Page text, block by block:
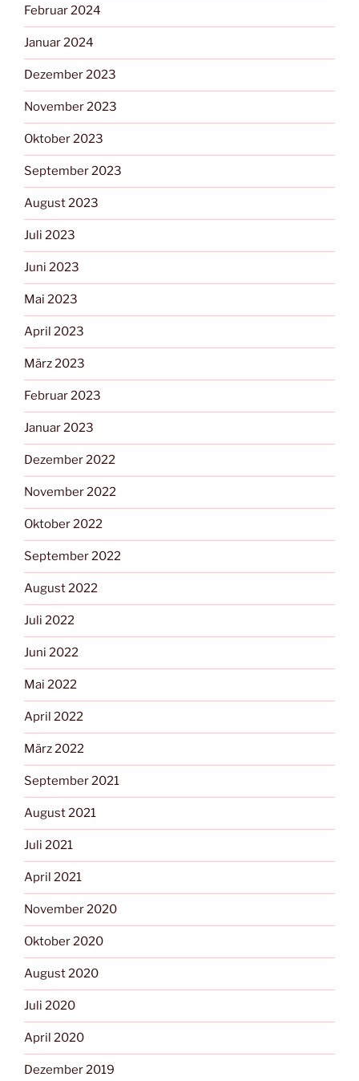
Februar 2024
Januar 2024
Dezember 2023
November 2023
Oktober 2023
September 2023
August 2023
Juli 2023
Juni 2023
Mai 2023
April 2023
März 2023
Februar 2023
Januar 2023
Dezember 2022
November 2022
Oktober 2022
September 2022
August 2022
Juli 2022
Juni 2022
Mai 2022
April 2022
März 2022
September 2021
August 2021
Juli 2021
April 2021
November 2020
Oktober 2020
August 2020
Juli 2020
April 2020
Dezember 2019